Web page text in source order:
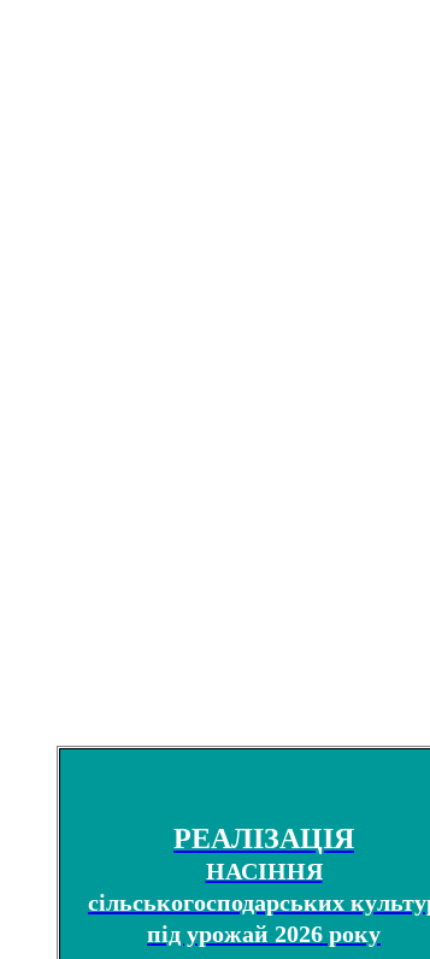
РЕАЛІЗАЦІЯ
НАСІННЯ
сільськогосподарських
під урожай 2026 року